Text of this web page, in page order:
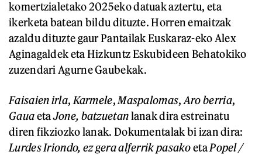
komertzialetako 2025eko datuak aztertu, eta
ikerketa batean bildu dituzte. Horren emaitzak
azaldu dituzte gaur Pantailak Euskaraz-eko Alex
Aginagaldek eta Hizkuntz Eskubideen Behatokiko
zuzendari Agurne Gaubekak.
Faisaien irla, Karmele, Maspalomas, Aro berria,
GauaetaJone, batzuetanlanak dira estreinatu
diren fikziozko lanak. Dokumentalak bi izan dira:
Lurdes Iriondo, ez gera alferrik pasakoetaPopel /